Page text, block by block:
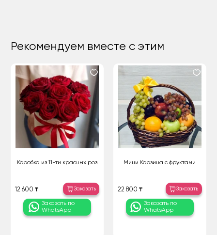
Рекомендуем вместе с этим
Коробка из 11-ти красных роз
12 600 ₸ Заказать
Заказать по
WhatsApp
Мини Корзина с фруктами
22 800 ₸ Заказать
Заказать по
WhatsApp